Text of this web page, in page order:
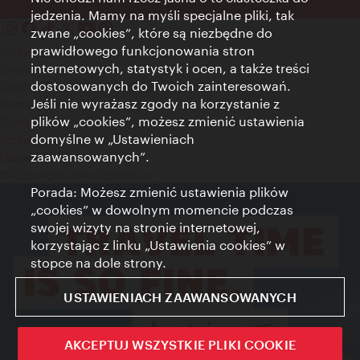
Kontakt
Credits
Zgoda na przetwarzanie danych osobowych
Terms of Use
Dostępność
Kontakt prasowy
Ustawienia cookies
jedzenia. Mamy na myśli specjalne pliki, tak
zwane „cookies”, które są niezbędne do
prawidłowego funkcjonowania stron
internetowych, statystyk i ocen, a także treści
dostosowanych do Twoich zainteresowań.
Jeśli nie wyrażasz zgody na korzystanie z
plików „cookies”, możesz zmienić ustawienia
domyślne w „Ustawieniach
zaawansowanych”.
Porada: Możesz zmienić ustawienia plików
„cookies” w dowolnym momencie podczas
swojej wizyty na stronie internetowej,
korzystając z linku „Ustawienia cookies” w
stopce na dole strony.
USTAWIENIACH ZAAWANSOWANYCH
AKCEPTUJ WSZYSTKIE PLIKI COOKIE